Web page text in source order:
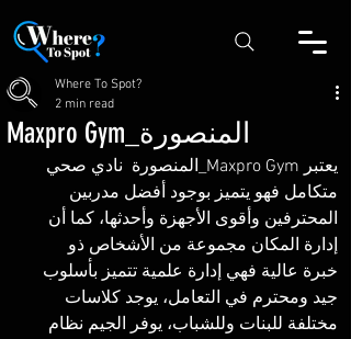
Maxpro Gym_المنصورة
Where To Spot?
2 min read
يعتبر Maxpro Gym_المنصورة  نادي صحي
متكامل فهو يتميز بوجود أفضل مدربين
المحترفين وأقوى الأجهزة وأحدثها، كما أن
إدارة المكان مجموعة من الأشخاص ذو
خبرة عالية فهي إدارة علمية تتميز بأسلوب
جيد ومحترم في التعامل، يوجد كلاسات
مختلفة للبنات وللشباب، يوفر الجيم نظام